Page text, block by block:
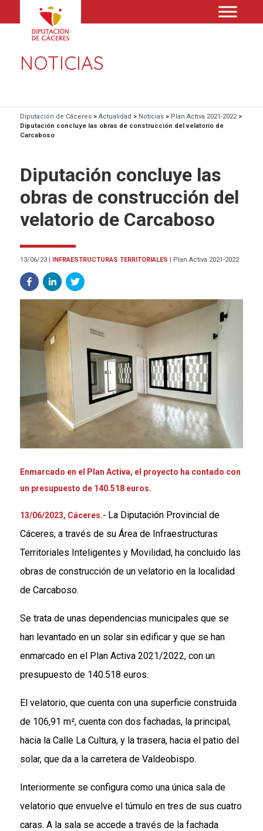
NOTICIAS
Diputación de Cáceres> Actualidad > Noticias> Plan Activa 2021-2022>
Diputación concluye las obras de construcción del velatorio de
Carcaboso
Diputación concluye las
obras de construcción del
velatorio de Carcaboso
13/06/23 | INFRAESTRUCTURAS TERRITORIALES | Plan Activa 2021-2022
Enmarcado en el Plan Activa, el proyecto ha contado con
un presupuesto de 140.518 euros.
13/06/2023, Cáceres.- La Diputación Provincial de
Cáceres, a través de su Área de Infraestructuras
Territoriales Inteligentes y Movilidad, ha concluido las
obras de construcción de un velatorio en la localidad
de Carcaboso.
Se trata de unas dependencias municipales que se
han levantado en un solar sin edificar y que se han
enmarcado en el Plan Activa 2021/2022, con un
presupuesto de 140.518 euros.
El velatorio, que cuenta con una superficie construida
de 106,91 m², cuenta con dos fachadas, la principal,
hacia la Calle La Cultura, y la trasera, hacia el patio del
solar, que da a la carretera de Valdeobispo.
Interiormente se configura como una única sala de
velatorio que envuelve el túmulo en tres de sus cuatro
caras. A la sala se accede a través de la fachada